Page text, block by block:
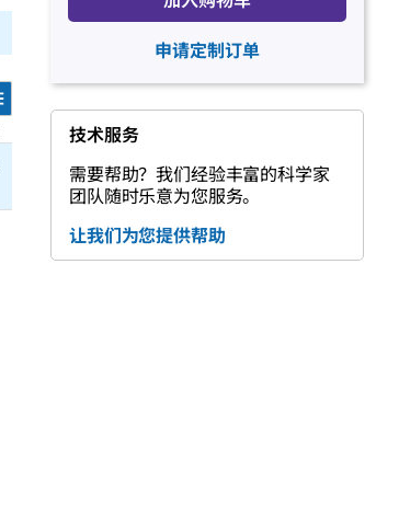
申请定制订单
技术服务
需要帮助？我们经验丰富的科学家
团队随时乐意为您服务。
让我们为您提供帮助